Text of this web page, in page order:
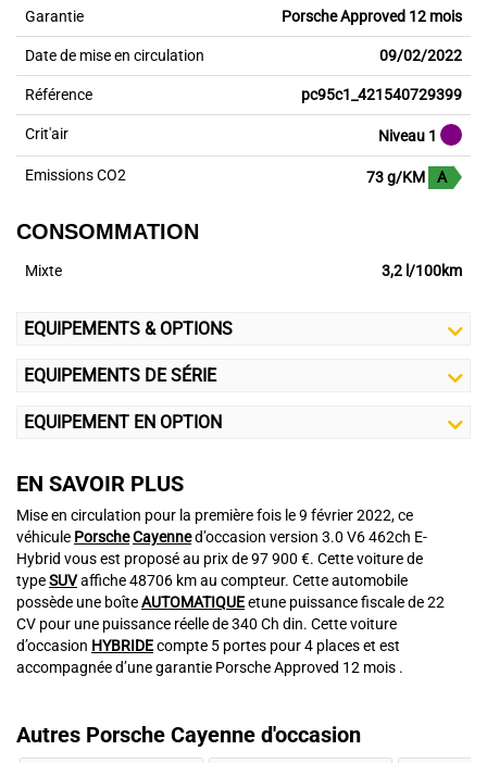
Garantie Porsche Approved 12 mois
Date de mise en circulation 09/02/2022
Référence pc95c1_421540729399
Crit'air Niveau 1
Emissions CO2 73 g/KM A
CONSOMMATION
Mixte 3,2 l/100km
EQUIPEMENTS & OPTIONS
EQUIPEMENTS DE SÉRIE
EQUIPEMENT EN OPTION
EN SAVOIR PLUS
Mise en circulation pour la première fois le 9 février 2022, ce
véhicule PorscheCayenned’occasion version 3.0 V6 462ch E-
Hybrid vous est proposé au prix de 97 900 €. Cette voiture de
typeSUVaffiche 48706 km au compteur. Cette automobile
possède une boîteAUTOMATIQUEetune puissance fiscale de 22
CV pour une puissance réelle de 340 Ch din. Cette voiture
d’occasion HYBRIDEcompte 5 portes pour 4 places et est
accompagnée d’une garantie Porsche Approved 12 mois .
Autres Porsche Cayenne d'occasion